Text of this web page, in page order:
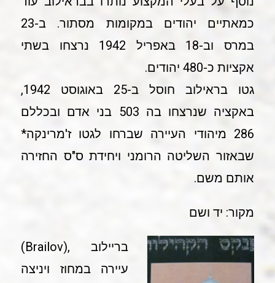
כמאתיים יהודים במקומות מסתור. ב-23
במרס וב-18 באפריל 1942 נרצחו בשתי
אקציות כ-480 יהודים.
גטו בראילוב חוסל ב-25 באוגוסט 1942,
באקציה שנרצחו בה 503 בני אדם ובכללם
286 מיהודי העיירה שברחו לגטו ז'מרינקה*
שבאזור השליטה הרומני ויחידת ס"ס החזירה
אותם משם.
מקור: יד ושם
בריילוב ,(Brailov)
עיירה במחוז ויניצה